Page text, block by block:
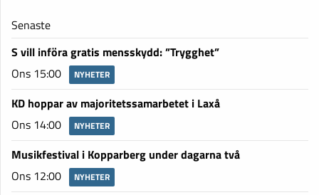
Senaste
S vill införa gratis mensskydd: ”Trygghet”
Ons 15:00
NYHETER
KD hoppar av majoritetssamarbetet i Laxå
Ons 14:00
NYHETER
Musikfestival i Kopparberg under dagarna två
Ons 12:00
NYHETER